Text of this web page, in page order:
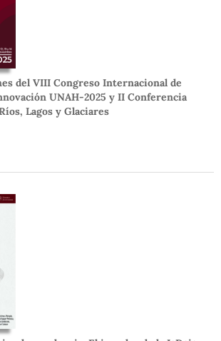
del VIII Congreso Internacional de
UNAH-2025 y II Conferencia
Lagos y Glaciares